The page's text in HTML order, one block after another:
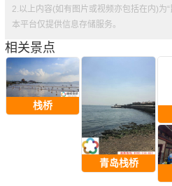
2.以上内容(如有图片或视频亦包括在内)为“
本平台仅提供信息存储服务。
相关景点
栈桥
青岛栈桥